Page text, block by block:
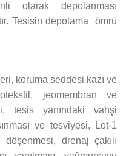
olarak depolanması
Tesisin depolama ömrü
koruma seddesi kazı ve
jeomembran ve
tesis yanındaki vahşi
ve tesviyesi, Lot-1
drenaj çakılı